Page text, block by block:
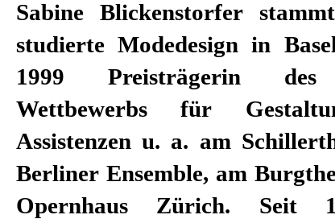
Sabine Blickenstorfer
studierte Modedesign in
1999 Preisträgerin des
Wettbewerbs für
Assistenzen u. a. am
Berliner Ensemble, am
Opernhaus Zürich. Seit
an die Deutsche Oper und
das Nationaltheater
Budapest und Prag, die Oper
an die Schauspielhäuser
Main, Stuttgart,
München, Leipzig sowie
die Theater Basel und St.